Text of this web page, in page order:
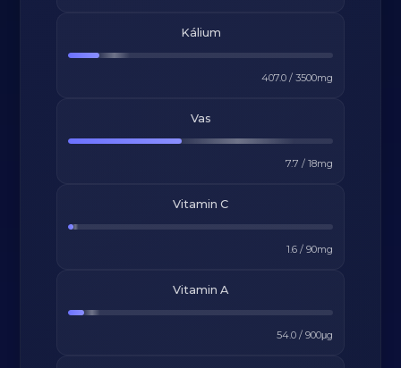
Kálium
407.0/ 3500mg
Vas
7.7 / 18mg
Vitamin C
1.6/ 90mg
Vitamin A
54.0/ 900μg